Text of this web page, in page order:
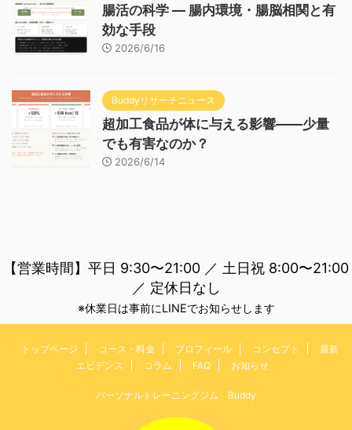
腸活の科学 — 腸内環境・腸脳相関と有
効な手段
2026/6/16
Buddyリサーチニュース
超加工食品が体に与える影響——少量
でも有害なのか？
2026/6/14
【営業時間】平日 9:30〜21:00 ／ 土日祝 8:00〜21:00
／ 定休日なし
※休業日は事前にLINEでお知らせします
トップページ コース・料金 プロフィール コンセプト
最新
エビデンス
コラム FAQ お知らせ
パーソナルトレーニングジム Buddy